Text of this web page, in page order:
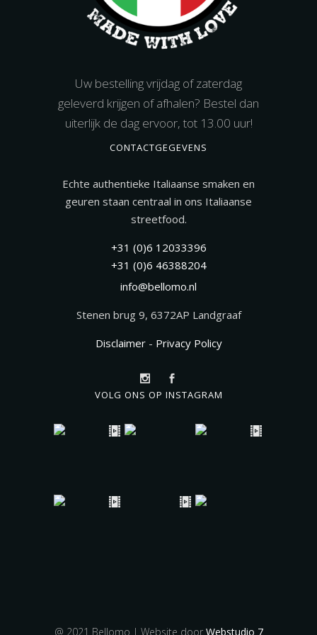
Uw bestelling vrijdag of zaterdag
geleverd krijgen of afhalen? Bestel dan
uiterlijk de dag ervoor, tot 13.00 uur!
CONTACTGEGEVENS
Echte authentieke Italiaanse smaken en
geuren staan centraal in ons Italiaanse
streetfood.
+31 (0)6 12033396
+31 (0)6 46388204
info@bellomo.nl
Stenen brug 9, 6372AP Landgraaf
Disclaimer- Privacy Policy
VOLG ONS OP INSTAGRAM
@ 2021 Bellomo | Website door Webstudio 7